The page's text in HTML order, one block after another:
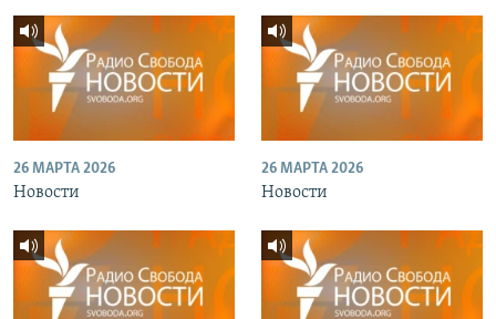
26 МАРТА 2026
Новости
26 МАРТА 2026
Новости